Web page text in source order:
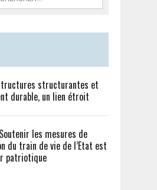
structurantes et
durable, un lien étroit
les mesures de
du train de vie de l’Etat est
patriotique